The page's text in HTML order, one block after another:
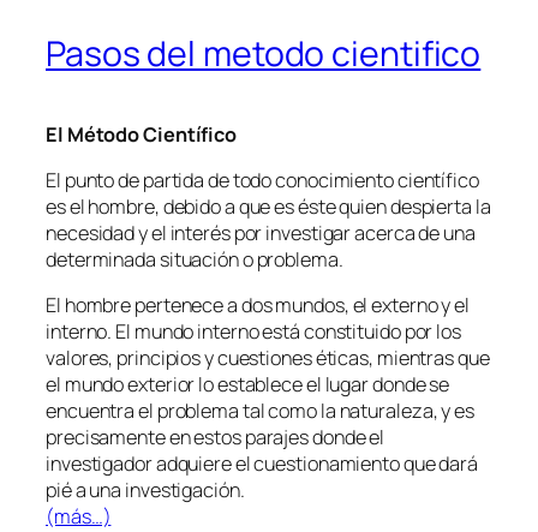
Pasos del metodo cientifico
El Método Científico
El punto de partida de todo conocimiento científico
es el hombre, debido a que es éste quien despierta la
necesidad y el interés por investigar acerca de una
determinada situación o problema.
El hombre pertenece a dos mundos, el externo y el
interno. El mundo interno está constituido por los
valores, principios y cuestiones éticas, mientras que
el mundo exterior lo establece el lugar donde se
encuentra el problema tal como la naturaleza, y es
precisamente en estos parajes donde el
investigador adquiere el cuestionamiento que dará
pié a una investigación.
(más…)